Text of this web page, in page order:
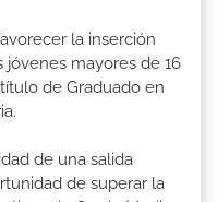
la inserción
jóvenes mayores de 16
de Graduado en
de una salida
de superar la